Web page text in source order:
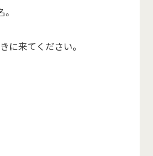
に来てください。